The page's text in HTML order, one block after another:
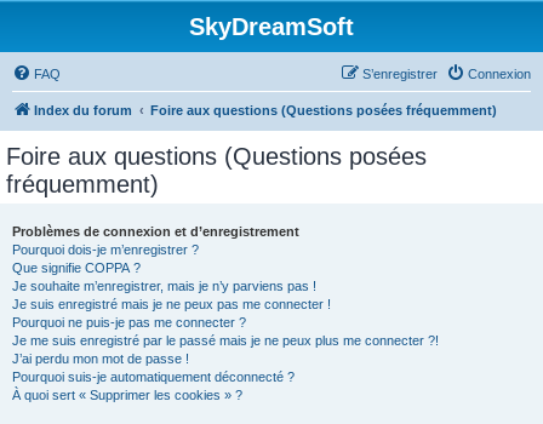
SkyDreamSoft
FAQ Connexion
S’enregistrer
Index du forum Foire aux questions (Questions posées fréquemment)
Foire aux questions (Questions posées
fréquemment)
Problèmes de connexion et d’enregistrement
Pourquoi dois-je m’enregistrer ?
Que signifie COPPA ?
Je souhaite m’enregistrer, mais je n’y parviens pas !
Je suis enregistré mais je ne peux pas me connecter !
Pourquoi ne puis-je pas me connecter ?
Je me suis enregistré par le passé mais je ne peux plus me connecter ?!
J’ai perdu mon mot de passe !
Pourquoi suis-je automatiquement déconnecté ?
À quoi sert « Supprimer les cookies » ?